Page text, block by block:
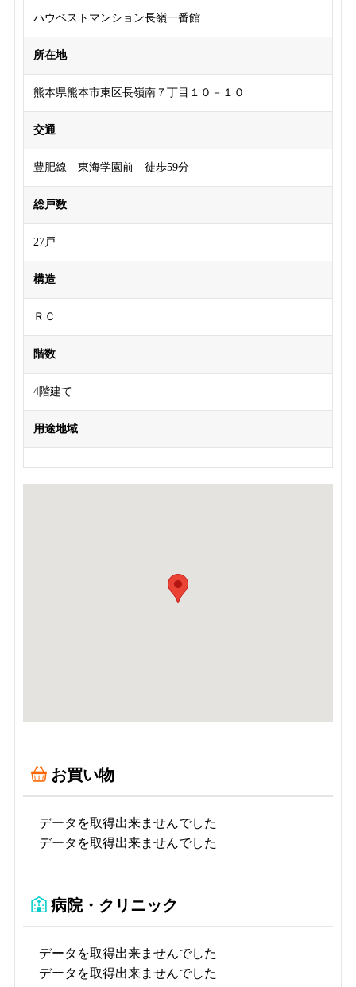
ハウベストマンション長嶺一番館
所在地
熊本県熊本市東区長嶺南７丁目１０－１０
交通
豊肥線 東海学園前 徒歩59分
総戸数
27戸
構造
ＲＣ
階数
4階建て
用途地域
お買い物
データを取得出来ませんでした
データを取得出来ませんでした
病院・クリニック
データを取得出来ませんでした
データを取得出来ませんでした